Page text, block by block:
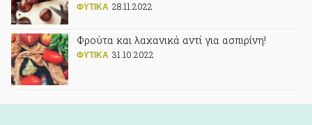
ΦΥΤΙΚA 28.11.2022
Φρούτα και λαχανικά αντί για ασπιρίνη!
ΦΥΤΙΚA 31.10.2022